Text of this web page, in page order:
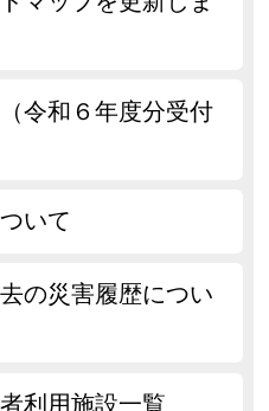
令和６年度分受付
いて
の災害履歴につい
利用施設一覧